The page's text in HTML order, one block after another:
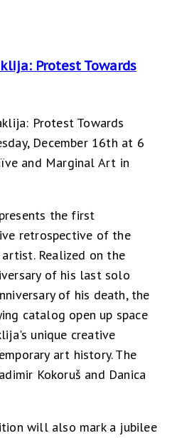
Protest Towards
Protest Towards
December 16th at 6
and Marginal Art in
the first
retrospective of the
Realized on the
of his last solo
of his death, the
catalog open up space
unique creative
art history. The
Kokoruš and Danica
will also mark a jubilee